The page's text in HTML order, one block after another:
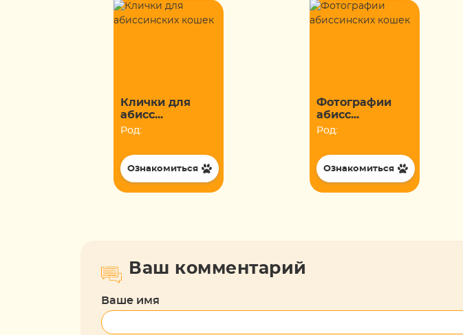
Клички для
абисс...
Род:
Ознакомиться
Фотографии
абисс...
Род:
Ознакомиться
Ваш комментарий
Ваше имя